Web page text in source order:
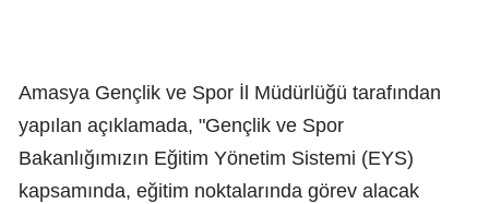
Amasya Gençlik ve Spor İl Müdürlüğü tarafından
yapılan açıklamada, "Gençlik ve Spor
Bakanlığımızın Eğitim Yönetim Sistemi (EYS)
kapsamında, eğitim noktalarında görev alacak